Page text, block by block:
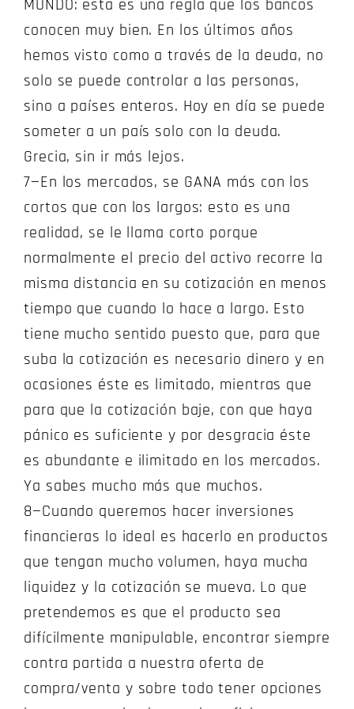
MUNDO: esta es una regla que los bancos
conocen muy bien. En los últimos años
hemos visto como a través de la deuda, no
solo se puede controlar a las personas,
sino a países enteros. Hoy en día se puede
someter a un país solo con la deuda.
Grecia, sin ir más lejos.
7—En los mercados, se GANA más con los
cortos que con los largos: esto es una
realidad, se le llama corto porque
normalmente el precio del activo recorre la
misma distancia en su cotización en menos
tiempo que cuando lo hace a largo. Esto
tiene mucho sentido puesto que, para que
suba la cotización es necesario dinero y en
ocasiones éste es limitado, mientras que
para que la cotización baje, con que haya
pánico es suficiente y por desgracia éste
es abundante e ilimitado en los mercados.
Ya sabes mucho más que muchos.
8—Cuando queremos hacer inversiones
financieras lo ideal es hacerlo en productos
que tengan mucho volumen, haya mucha
liquidez y la cotización se mueva. Lo que
pretendemos es que el producto sea
difícilmente manipulable, encontrar siempre
contra partida a nuestra oferta de
compra/venta y sobre todo tener opciones